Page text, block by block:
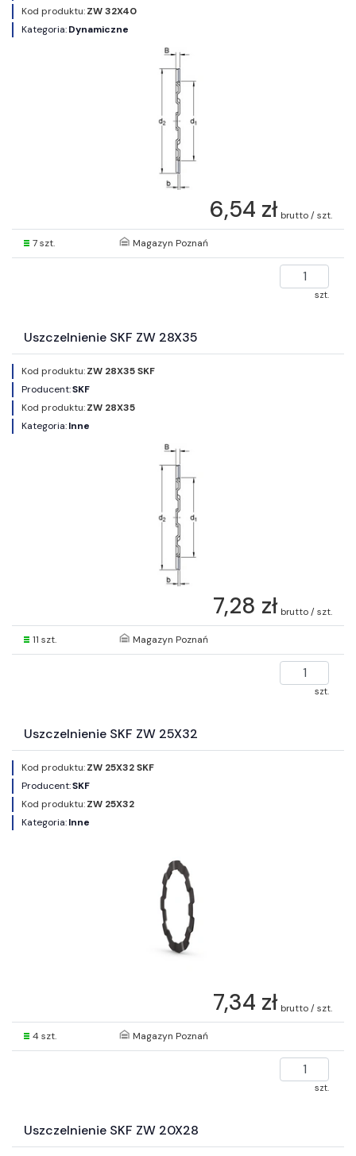
Kod produktu:ZW 32X40
Kategoria:Dynamiczne
6,54 zł brutto / szt.
7 szt. Magazyn Poznań
szt.
Uszczelnienie SKF ZW 28X35
Kod produktu:ZW 28X35 SKF
Producent:SKF
Kod produktu:ZW 28X35
Kategoria:Inne
7,28 zł brutto / szt.
11 szt. Magazyn Poznań
szt.
Uszczelnienie SKF ZW 25X32
Kod produktu:ZW 25X32 SKF
Producent:SKF
Kod produktu:ZW 25X32
Kategoria:Inne
7,34 zł brutto / szt.
4 szt. Magazyn Poznań
szt.
Uszczelnienie SKF ZW 20X28